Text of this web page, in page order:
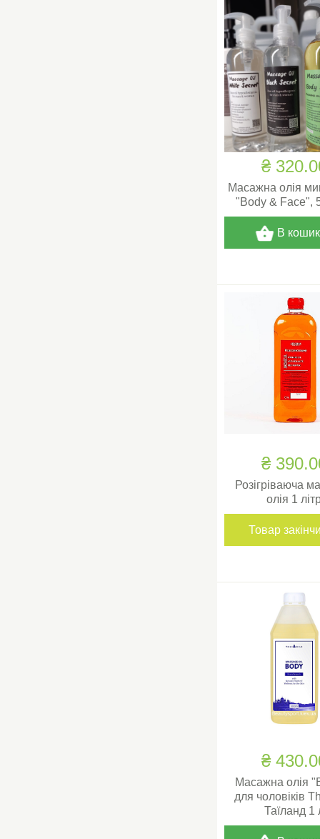
₴
Масажна олія
"Body & Face",
В кошик
₴
Розігріваюча
олія 1
Товар
₴
Масажна олія
для чоловіків
Таїланд 1